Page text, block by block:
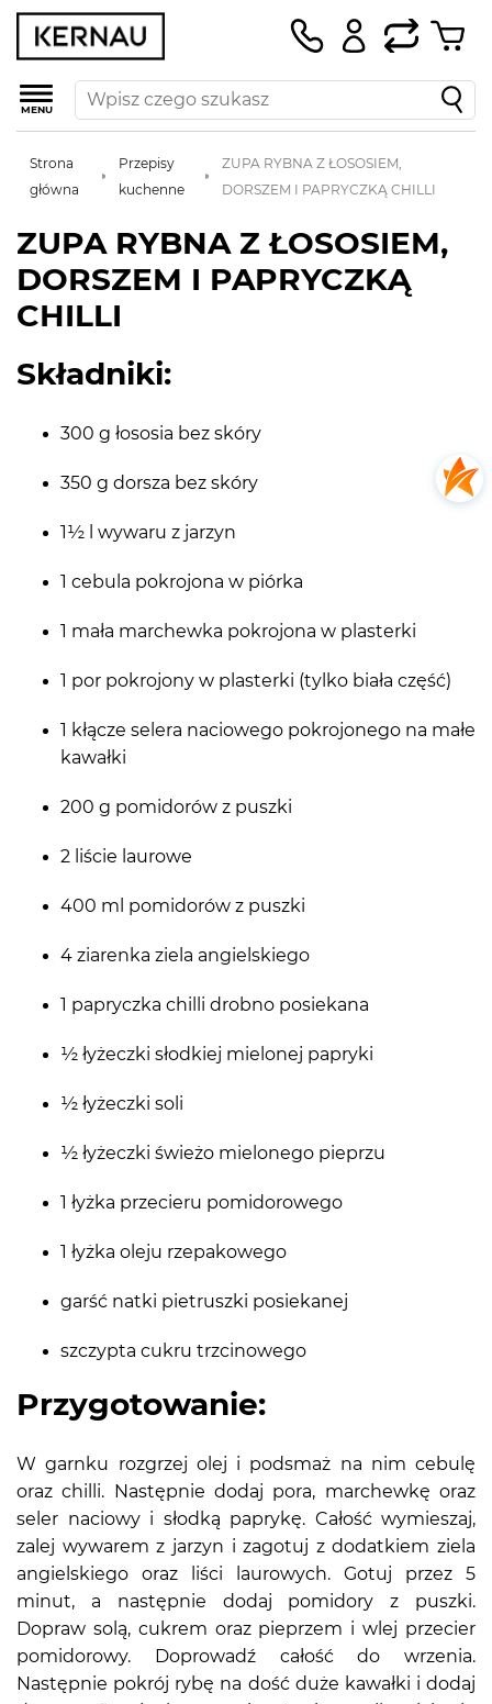
MENU
Strona
główna
Przepisy
kuchenne
ZUPA RYBNA Z ŁOSOSIEM,
DORSZEM I PAPRYCZKĄ CHILLI
ZUPA RYBNA Z ŁOSOSIEM,
DORSZEM I PAPRYCZKĄ
CHILLI
Składniki:
300 g łososia bez skóry
350 g dorsza bez skóry
1½ l wywaru z jarzyn
1 cebula pokrojona w piórka
1 mała marchewka pokrojona w plasterki
1 por pokrojony w plasterki (tylko biała część)
1 kłącze selera naciowego pokrojonego na małe
kawałki
200 g pomidorów z puszki
2 liście laurowe
400 ml pomidorów z puszki
4 ziarenka ziela angielskiego
1 papryczka chilli drobno posiekana
½ łyżeczki słodkiej mielonej papryki
½ łyżeczki soli
½ łyżeczki świeżo mielonego pieprzu
1 łyżka przecieru pomidorowego
1 łyżka oleju rzepakowego
garść natki pietruszki posiekanej
szczypta cukru trzcinowego
Przygotowanie:
W garnku rozgrzej olej i podsmaż na nim cebulę
oraz chilli. Następnie dodaj pora, marchewkę oraz
seler naciowy i słodką paprykę. Całość wymieszaj,
zalej wywarem z jarzyn i zagotuj z dodatkiem ziela
angielskiego oraz liści laurowych. Gotuj przez 5
minut, a następnie dodaj pomidory z puszki.
Dopraw solą, cukrem oraz pieprzem i wlej przecier
pomidorowy. Doprowadź całość do wrzenia.
Następnie pokrój rybę na dość duże kawałki i dodaj